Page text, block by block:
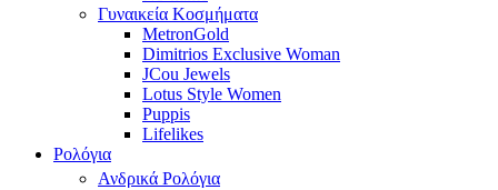
Γυναικεία Κοσμήματα
MetronGold
Dimitrios Exclusive Woman
JCou Jewels
Lotus Style Women
Puppis
Lifelikes
Ρολόγια
Ανδρικά Ρολόγια